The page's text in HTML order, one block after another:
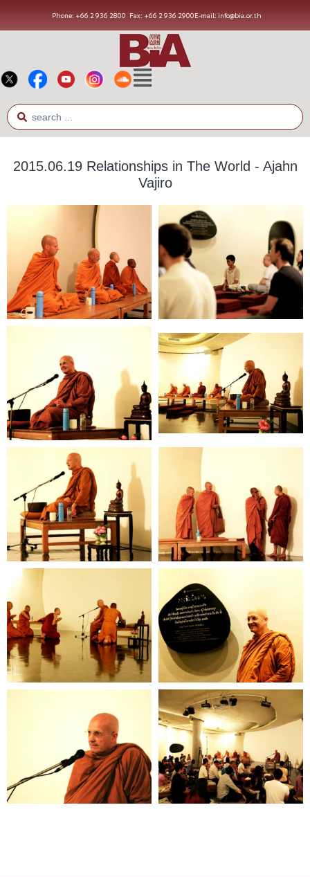
Phone: +66 2 936 2800 Fax: +66 2 936 2900E-mail: info@bia.or.th
2015.06.19 Relationships in The World - Ajahn
Vajiro